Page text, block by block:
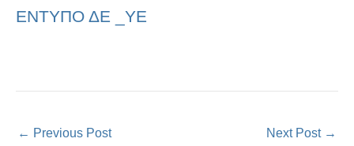
ΕΝΤΥΠΟ ΔΕ _ΥΕ
← Previous Post Next Post →